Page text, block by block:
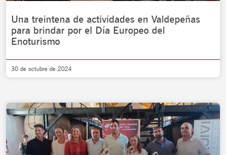
Una treintena de actividades en Valdepeñas
para brindar por el Día Europeo del
Enoturismo
30 de octubre de 2024